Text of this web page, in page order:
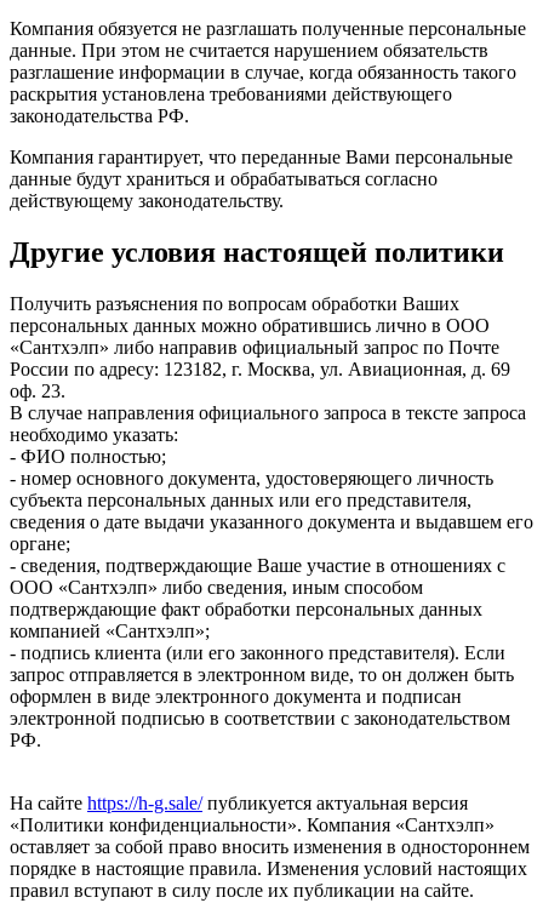
Компания обязуется не разглашать полученные персональные
данные. При этом не считается нарушением обязательств
разглашение информации в случае, когда обязанность такого
раскрытия установлена требованиями действующего
законодательства РФ.
Компания гарантирует, что переданные Вами персональные
данные будут храниться и обрабатываться согласно
действующему законодательству.
Другие условия настоящей политики
Получить разъяснения по вопросам обработки Ваших
персональных данных можно обратившись лично в ООО
«Сантхэлп» либо направив официальный запрос по Почте
России по адресу: 123182, г. Москва, ул. Авиационная, д. 69
оф. 23.
В случае направления официального запроса в тексте запроса
необходимо указать:
- ФИО полностью;
- номер основного документа, удостоверяющего личность
субъекта персональных данных или его представителя,
сведения о дате выдачи указанного документа и выдавшем его
органе;
- сведения, подтверждающие Ваше участие в отношениях с
ООО «Сантхэлп» либо сведения, иным способом
подтверждающие факт обработки персональных данных
компанией «Сантхэлп»;
- подпись клиента (или его законного представителя). Если
запрос отправляется в электронном виде, то он должен быть
оформлен в виде электронного документа и подписан
электронной подписью в соответствии с законодательством
РФ.
На сайте https://h-g.sale/публикуется актуальная версия
«Политики конфиденциальности». Компания «Сантхэлп»
оставляет за собой право вносить изменения в одностороннем
порядке в настоящие правила. Изменения условий настоящих
правил вступают в силу после их публикации на cайте.